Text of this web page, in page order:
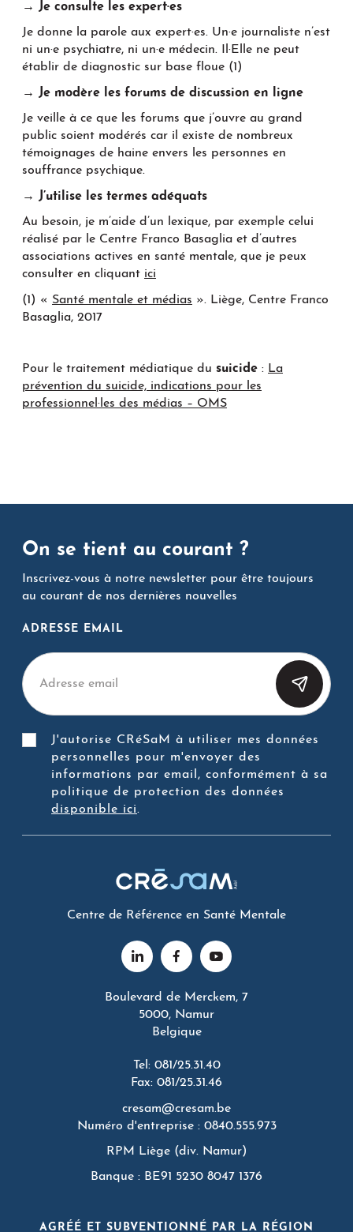
→ Je consulte les expert·es
Je donne la parole aux expert·es. Un·e journaliste n’est
ni un·e psychiatre, ni un·e médecin. Il·Elle ne peut
établir de diagnostic sur base floue (1)
→ Je modère les forums de discussion en ligne
Je veille à ce que les forums que j’ouvre au grand
public soient modérés car il existe de nombreux
témoignages de haine envers les personnes en
souffrance psychique.
→ J’utilise les termes adéquats
Au besoin, je m’aide d’un lexique, par exemple celui
réalisé par le Centre Franco Basaglia et d’autres
associations actives en santé mentale, que je peux
consulter en cliquant ici
(1) « Santé mentale et médias ». Liège, Centre Franco
Basaglia, 2017
Pour le traitement médiatique du suicide : La
prévention du suicide, indications pour les
professionnel·les des médias – OMS
On se tient au courant ?
Inscrivez-vous à notre newsletter pour être toujours
au courant de nos dernières nouvelles
ADRESSE EMAIL
J'autorise CRéSaM à utiliser mes données
personnelles pour m'envoyer des
informations par email, conformément à sa
politique de protection des données
disponible ici.
Centre de Référence en Santé Mentale
Boulevard de Merckem, 7
5000, Namur
Belgique
Tel: 081/25.31.40
Fax: 081/25.31.46
cresam@cresam.be
Numéro d'entreprise : 0840.555.973
RPM Liège (div. Namur)
Banque : BE91 5230 8047 1376
AGRÉÉ ET SUBVENTIONNÉ PAR LA RÉGION